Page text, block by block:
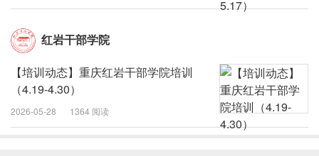
红岩干部学院
【培训动态】重庆红岩干部学院培训
（4.19-4.30）
2026-05-28 1364 阅读